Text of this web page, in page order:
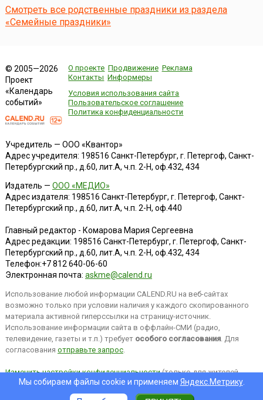
группа американских граждан во гл...
Смотреть все родственные праздники из раздела
«Семейные праздники»
© 2005—2026
Проект
«Календарь
событий»
О проекте Продвижение Реклама
Контакты Информеры
Условия использования сайта
Пользовательское соглашение
Политика конфиденциальности
Учредитель — ООО «Квантор»
Адрес учредителя: 198516 Санкт-Петербург, г. Петергоф, Санкт-
Петербургский пр., д.60, лит.А, ч.п. 2-Н, оф.432, 434
Издатель — ООО «МЕДИО»
Адрес издателя: 198516 Санкт-Петербург, г. Петергоф, Санкт-
Петербургский пр., д.60, лит.А, ч.п. 2-Н, оф.440
Главный редактор - Комарова Мария Сергеевна
Адрес редакции: 198516 Санкт-Петербург, г. Петергоф, Санкт-
Петербургский пр., д.60, лит.А, ч.п. 2-Н, оф.432, 434
Телефон:+7 812 640-06-60
Электронная почта: askme@calend.ru
Использование любой информации CALEND.RU на веб-сайтах
возможно только при условии наличия у каждого скопированного
материала активной гиперссылки на страницу-источник.
Использование информации сайта в оффлайн-СМИ (радио,
телевидение, газеты и т.п.) требует особого согласования. Для
согласования отправьте запрос.
Изменить настройки конфиденциальности(только для жителей
EEA).Мы собираем файлы cookie и применяем Яндекс.Метрику.